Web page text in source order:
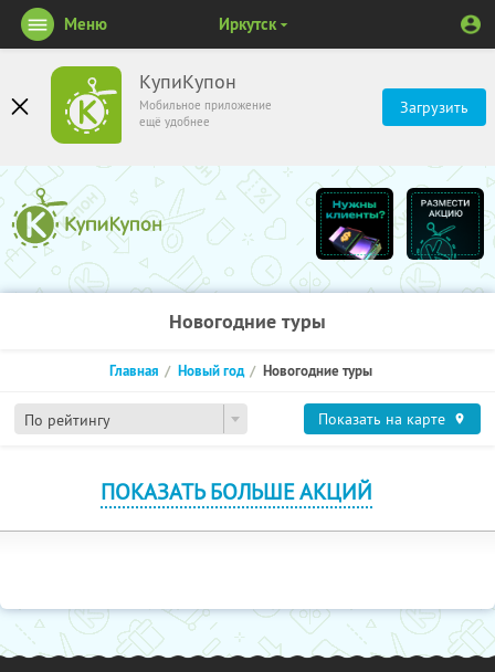
КупиКупон
Мобильное приложение
ещё удобнее
Загрузить
Меню Иркутск
Новогодние туры
По рейтингу
Главная Новый год Новогодние туры
Показать на карте
ПОКАЗАТЬ БОЛЬШЕ АКЦИЙ